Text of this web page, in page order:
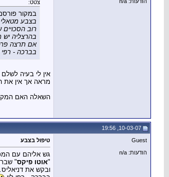
צטט:
במקור
בצבע
רוב
בהרצליה יש
אם תרצה
בברכה - רפי
אין לי בעיה
מראה אך אין את
השאלה האם
Guest
הודעות: n/a
טיפול בצבע
גש אליהם עם
"אוטו פיקס" שברח' החושלים 11
ובקש את דניאליס.